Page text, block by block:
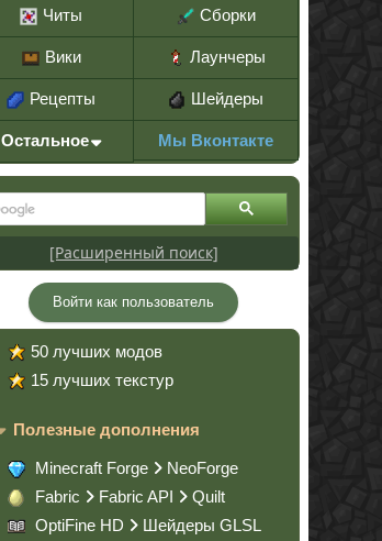
Читы Сборки
Вики Лаунчеры
Рецепты Шейдеры
Остальное Мы Вконтакте
[Расширенный поиск]
Войти как пользователь
50 лучших модов
15 лучших текстур
Полезные дополнения
Minecraft Forge
NeoForge
Fabric
Fabric API
Quilt
OptiFine HD
Шейдеры GLSL